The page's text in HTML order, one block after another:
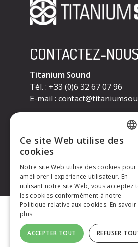
CONTACTEZ-NOUS
Titanium Sound
Tél. : +33 (0)6 32 67 07 96
E-mail :
CONTACTEZ-NOUS
Titanium Sound
Tél. : +33 (0)6 32 67 07 96
E-mail :
Ce site Web utilise des
cookies
Notre site Web utilise des cookies pour
améliorer l'expérience utilisateur. En
utilisant notre site Web, vous acceptez
les cookies conformément à notre
Politique relative aux cookies. En savoir
plus
ACCEPTER TOUT REFUSER